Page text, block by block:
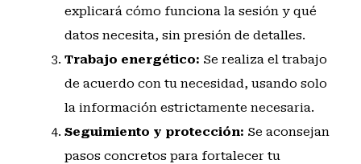
explicará cómo funciona la sesión y qué
datos necesita, sin presión de detalles.
Trabajo energético: Se realiza el trabajo
de acuerdo con tu necesidad, usando solo
la información estrictamente necesaria.
Seguimiento y protección: Se aconsejan
pasos concretos para fortalecer tu